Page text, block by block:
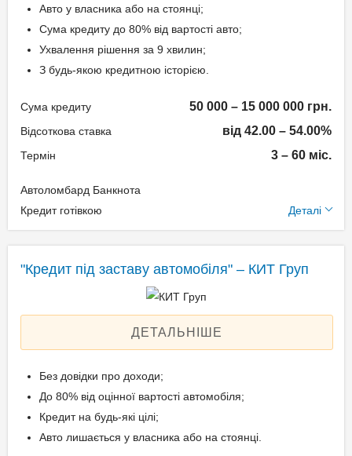
Документи та
підтвердження доходу
Паспорт;
Техпаспорт на авто.
Вік позичальника
Авто у власника або на стоянці;
Сума кредиту до 80% від вартості авто;
Ухвалення рішення за 9 хвилин;
З будь-якою кредитною історією.
Сума кредиту 50 000 – 15 000 000 грн.
Відсоткова ставка від 42.00 – 54.00%
Термін 3 – 60 міс.
Автоломбард Банкнота
Кредит готівкою
Деталі
Щомісячна комісія: 0.00%
Застава: Автотранспорт
Aннуітет
Спосіб погашення:
"Кредит під заставу автомобіля" – КИТ Груп
ДЕТАЛЬНІШЕ
Без довідки про доходи;
До 80% від оцінної вартості автомобіля;
Кредит на будь-які цілі;
Авто лишається у власника або на стоянці.